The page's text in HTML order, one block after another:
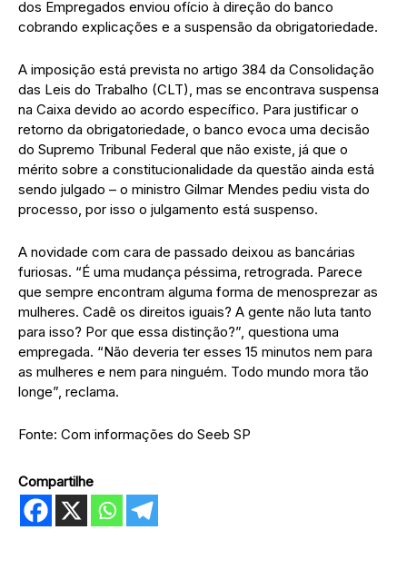
dos Empregados enviou ofício à direção do banco
cobrando explicações e a suspensão da obrigatoriedade.
A imposição está prevista no artigo 384 da Consolidação
das Leis do Trabalho (CLT), mas se encontrava suspensa
na Caixa devido ao acordo específico. Para justificar o
retorno da obrigatoriedade, o banco evoca uma decisão
do Supremo Tribunal Federal que não existe, já que o
mérito sobre a constitucionalidade da questão ainda está
sendo julgado – o ministro Gilmar Mendes pediu vista do
processo, por isso o julgamento está suspenso.
A novidade com cara de passado deixou as bancárias
furiosas. “É uma mudança péssima, retrograda. Parece
que sempre encontram alguma forma de menosprezar as
mulheres. Cadê os direitos iguais? A gente não luta tanto
para isso? Por que essa distinção?”, questiona uma
empregada. “Não deveria ter esses 15 minutos nem para
as mulheres e nem para ninguém. Todo mundo mora tão
longe”, reclama.
Fonte: Com informações do Seeb SP
Compartilhe